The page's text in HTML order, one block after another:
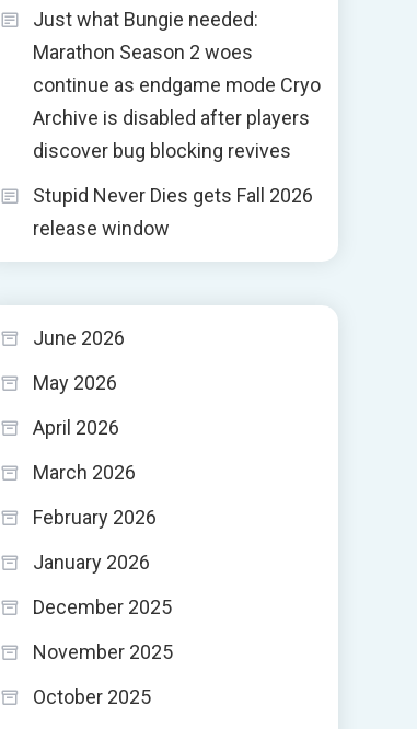
Just what Bungie needed:
Marathon Season 2 woes
continue as endgame mode Cryo
Archive is disabled after players
discover bug blocking revives
Stupid Never Dies gets Fall 2026
release window
June 2026
May 2026
April 2026
March 2026
February 2026
January 2026
December 2025
November 2025
October 2025